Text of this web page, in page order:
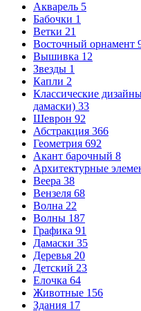
Акварель 5
Бабочки 1
Ветки 21
Восточный орнамент
Вышивка 12
Звезды 1
Капли 2
Классические
дамаски) 33
Шеврон 92
Абстракция 366
Геометрия 692
Акант барочный 8
Архитектурные
Веера 38
Вензеля 68
Волна 22
Волны 187
Графика 91
Дамаски 35
Деревья 20
Детский 23
Елочка 64
Животные 156
Здания 17